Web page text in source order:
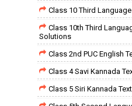
Class 10 Third
Class 10th Third
Solutions
Class 2nd PUC English
Class 4 Savi Kannada
Class 5 Siri Kannada